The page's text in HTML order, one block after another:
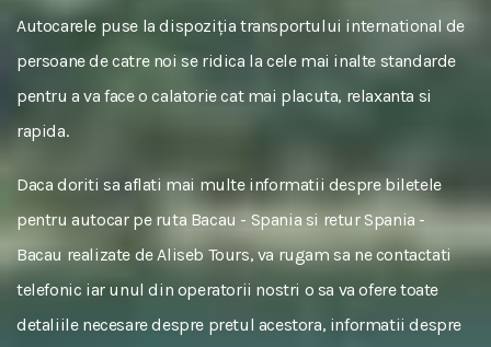
Autocarele puse la dispoziția transportului international de
persoane de catre noi se ridica la cele mai inalte standarde
pentru a va face o calatorie cat mai placuta, relaxanta si
rapida.
Daca doriti sa aflati mai multe informatii despre biletele
pentru autocar pe ruta Bacau - Spania si retur Spania -
Bacau realizate de Aliseb Tours, va rugam sa ne contactati
telefonic iar unul din operatorii nostri o sa va ofere toate
detaliile necesare despre pretul acestora, informatii despre